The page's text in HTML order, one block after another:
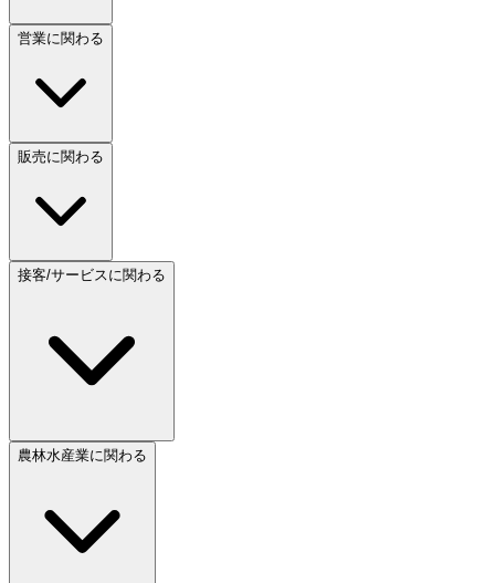
営業に関わる
販売に関わる
接客/サービスに関わる
農林水産業に関わる